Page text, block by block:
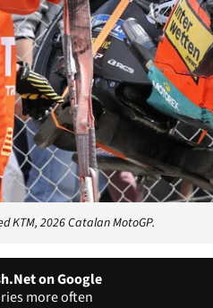
KTM, 2026 Catalan MotoGP.
on Google
more often